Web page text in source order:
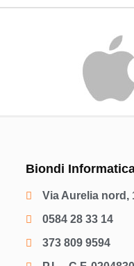
Biondi
Via Aurelia nord,
0584 28 33 14
373 809 9594